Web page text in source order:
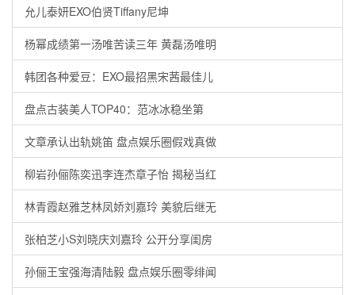
允儿泰妍EXO伯贤Tiffany尼坤
杨幂成绩第一汤唯苦读三年 黄磊汤唯明
韩团各种爱豆：EXO最招黑宋茜最佳儿
盘点古装美人TOP40：范冰冰稳坐第
文章承认出轨姚笛 盘点娱乐圈假戏真做
柳岩孙俪陈奕迅李连杰章子怡 揭秘当红
林青霞赵雅芝林凤娇刘嘉玲 美貌后继无
张柏芝小S刘晓庆刘嘉玲 公开分享闺房
孙俪王宝强海清陆毅 盘点娱乐圈零绯闻